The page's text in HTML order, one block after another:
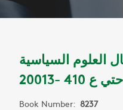
العلوم السياسية
Book Number: 8237